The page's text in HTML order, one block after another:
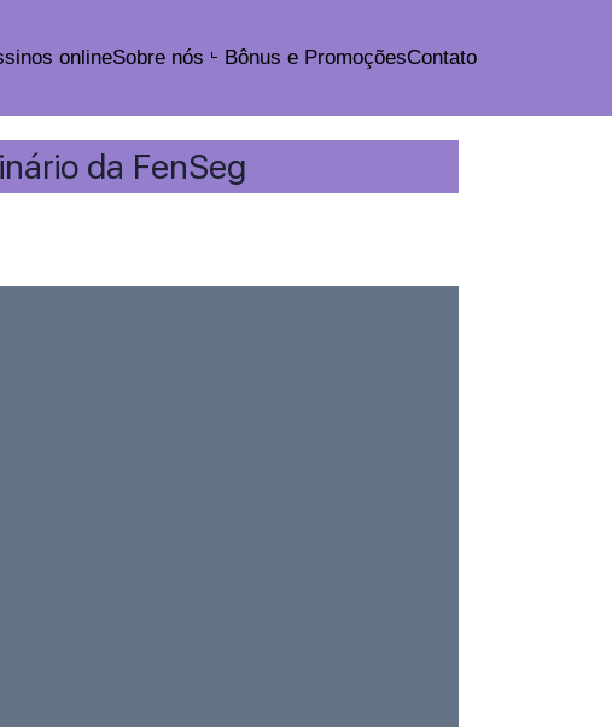
onlineSobre nós Bônus e PromoçõesContato
da FenSeg